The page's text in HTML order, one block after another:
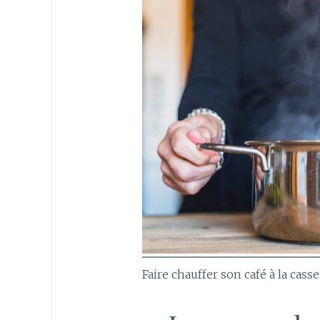
Faire chauffer son café à la